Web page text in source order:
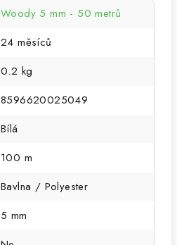
Woody 5 mm - 50 metrů
24 měsíců
0.2 kg
8596620025049
Bílá
100 m
Bavlna / Polyester
5 mm